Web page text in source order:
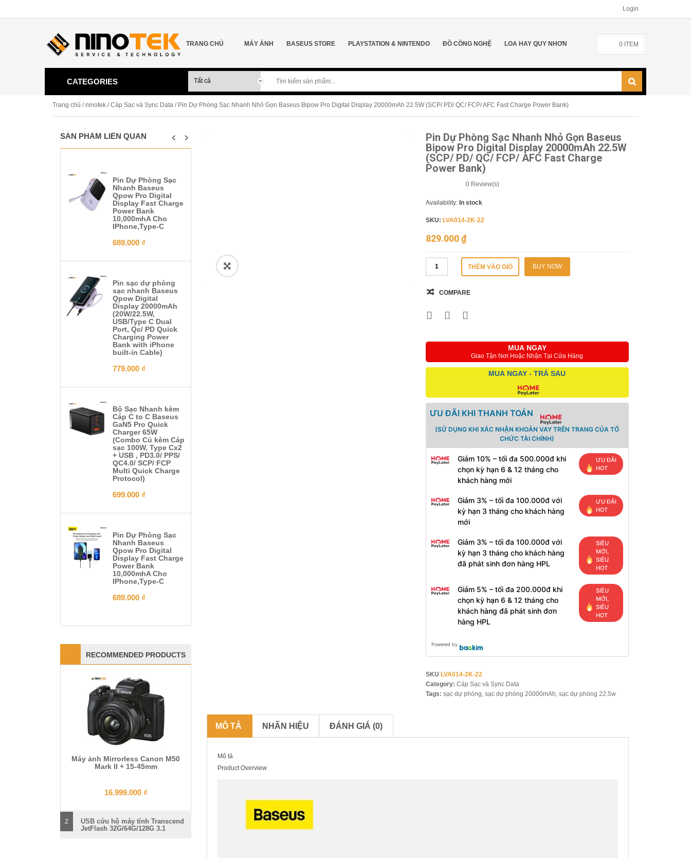
Login
TRANG CHỦ MÁY ẢNH BASEUS STORE PLAYSTATION & NINTENDO ĐỒ CÔNG NGHỆ LOA HAY QUY NHƠN 0 ITEM
CATEGORIES
Trang chủ /ninotek /Cáp Sạc và Sync Data / Pin Dự Phòng Sạc Nhanh Nhỏ Gọn Baseus Bipow Pro Digital Display 20000mAh 22.5W (SCP/ PD/ QC/ FCP/ AFC Fast Charge Power Bank)
SẢN PHẨM LIÊN QUAN
Pin Dự Phòng Sạc
Nhanh Baseus
Qpow Pro Digital
Display Fast Charge
Power Bank
10,000mhA Cho
IPhone,Type-C
689.000 ₫
Pin sạc dự phòng
sạc nhanh Baseus
Qpow Digital
Display 20000mAh
(20W/22.5W,
USB/Type C Dual
Port, Qc/ PD Quick
Charging Power
Bank with iPhone
built-in Cable)
779.000 ₫
Bộ Sạc Nhanh kèm
Cáp C to C Baseus
GaN5 Pro Quick
Charger 65W
(Combo Củ kèm Cáp
sạc 100W, Type Cx2
+ USB , PD3.0/ PPS/
QC4.0/ SCP/ FCP
Multi Quick Charge
Protocol)
699.000 ₫
Pin Dự Phòng Sạc
Nhanh Baseus
Qpow Pro Digital
Display Fast Charge
Power Bank
10,000mhA Cho
IPhone,Type-C
689.000 ₫
RECOMMENDED PRODUCTS
Máy ảnh Mirrorless Canon M50
Mark II + 15-45mm
16.999.000 ₫
2
USB cứu hộ máy tính Transcend
JetFlash 32G/64G/128G 3.1
🔍
Pin Dự Phòng Sạc Nhanh Nhỏ Gọn Baseus
Bipow Pro Digital Display 20000mAh 22.5W
(SCP/ PD/ QC/ FCP/ AFC Fast Charge
Power Bank)
0Review(s)
Availability: In stock
SKU: LVA014-2K-22
829.000₫
THÊM VÀO GIỎ BUY NOW
COMPARE
MUA NGAY
Giao Tận Nơi Hoặc Nhận Tại Cửa Hàng
MUA NGAY - TRẢ SAU
ƯU ĐÃI KHI THANH TOÁN
(SỬ DỤNG KHI XÁC NHẬN KHOẢN VAY TRÊN TRANG CỦA TỔ
CHỨC TÀI CHÍNH)
Giảm 10% – tối đa 500.000đ khi
chọn kỳ hạn 6 & 12 tháng cho
khách hàng mới
ƯU ĐÃI
HOT
Giảm 3% – tối đa 100.000đ với
kỳ hạn 3 tháng cho khách hàng
mới
ƯU ĐÃI
HOT
Giảm 3% – tối đa 100.000đ với
kỳ hạn 3 tháng cho khách hàng
đã phát sinh đơn hàng HPL
SIÊU
MỚI,
SIÊU
HOT
Giảm 5% – tối đa 200.000đ khi
chọn kỳ hạn 6 & 12 tháng cho
khách hàng đã phát sinh đơn
hàng HPL
SIÊU
MỚI,
SIÊU
HOT
Powered by
SKU LVA014-2K-22
Category: Cáp Sạc và Sync Data
Tags: sạc dự phòng sạc dự phòng 20000mAh sạc dự phòng 22.5w
MÔ TẢ NHÃN HIỆU ĐÁNH GIÁ (0)
Mô tả
Product Overview